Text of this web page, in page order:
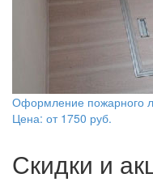
Оформление пожарного
Цена: от 1750 руб.
Скидки и